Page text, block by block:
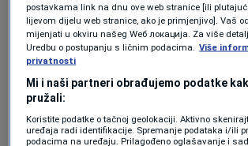
BDP raste, kompanije
radna mjesta nestaju:
novu ekonomsku eru
EKONOMIJA
osjeća, jer nije ni
postavkama link na dnu ove web stranice [ili
lijevom dijelu web stranice, ako je primjenjivo]. Vaš
mijenjati u okviru našeg Wеб локација. Za više
Uredbu o postupanju s ličnim podacima.
Više
privatnosti
Mi i naši partneri obrađujemo podatke
pružali:
Koristite podatke o tačnoj geolokaciji. Aktivno
uređaja radi identifikacije. Spremanje podataka i/ili
podacima na uređaju. Prilagođeno oglašavanje i